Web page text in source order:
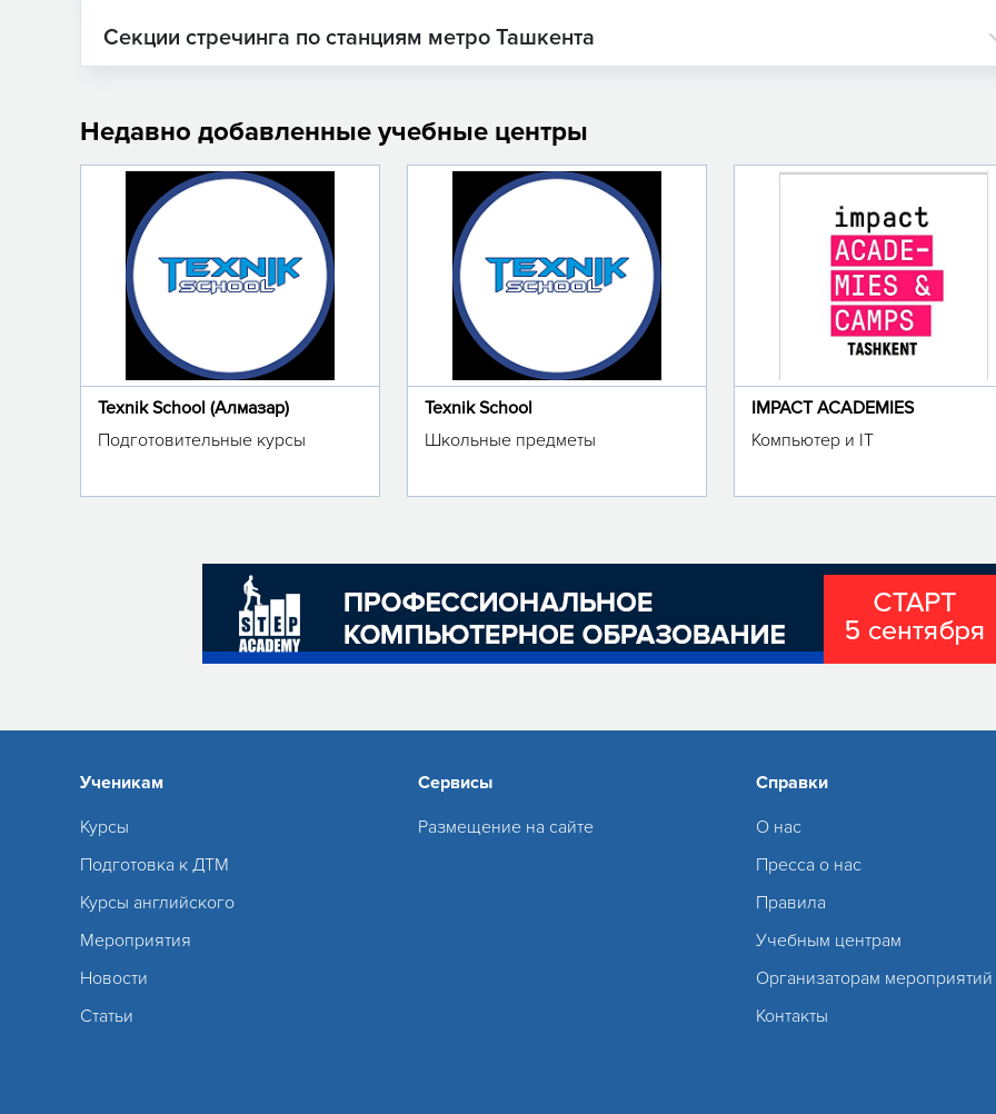
Секции стречинга по станциям метро Ташкента
Недавно добавленные учебные центры
Texnik School (Алмазар)
Подготовительные курсы
Texnik School
Школьные предметы
IMPACT ACADEMIES
Компьютер и IT
Ученикам
Курсы
Подготовка к ДТМ
Курсы английского
Мероприятия
Новости
Статьи
Сервисы
Размещение на сайте
Справки
О нас
Пресса о нас
Правила
Учебным центрам
Организаторам мероприятий
Контакты